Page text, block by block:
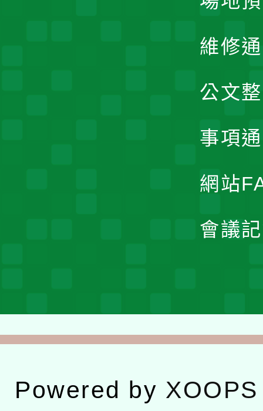
維修
公文
事項
網站
會議
Powered by XOOPS